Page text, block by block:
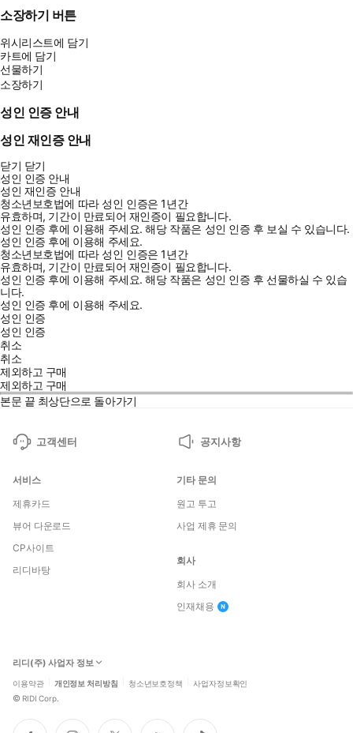
소장하기 버튼
위시리스트에 담기
카트에 담기
선물하기
소장하기
성인 인증 안내
성인 재인증 안내
닫기 닫기
성인 인증 안내
성인 재인증 안내
청소년보호법에 따라 성인 인증은 1년간
유효하며, 기간이 만료되어 재인증이 필요합니다.
성인 인증 후에 이용해 주세요.해당 작품은 성인 인증 후 보실 수 있습니다.
성인 인증 후에 이용해 주세요.
청소년보호법에 따라 성인 인증은 1년간
유효하며, 기간이 만료되어 재인증이 필요합니다.
성인 인증 후에 이용해 주세요.해당 작품은 성인 인증 후 선물하실 수 있습
니다.
성인 인증 후에 이용해 주세요.
성인 인증
성인 인증
취소
취소
제외하고 구매
제외하고 구매
본문 끝 최상단으로 돌아가기
고객센터 공지사항
서비스
제휴카드
뷰어 다운로드
CP사이트
리디바탕
기타 문의
원고 투고
사업 제휴 문의
회사
회사 소개
인재채용
리디(주) 사업자 정보
이용약관 개인정보 처리방침 청소년보호정책 사업자정보확인
© RIDI Corp.